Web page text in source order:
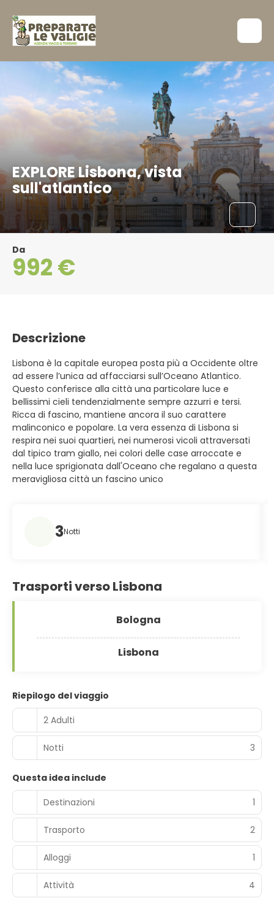
EXPLORE Lisbona, vista
sull'atlantico
Da
992 €
Descrizione
Lisbona è la capitale europea posta più a Occidente oltre
ad essere l’unica ad affacciarsi sull’Oceano Atlantico.
Questo conferisce alla città una particolare luce e
bellissimi cieli tendenzialmente sempre azzurri e tersi.
Ricca di fascino, mantiene ancora il suo carattere
malinconico e popolare. La vera essenza di Lisbona si
respira nei suoi quartieri, nei numerosi vicoli attraversati
dal tipico tram giallo, nei colori delle case arroccate e
nella luce sprigionata dall'Oceano che regalano a questa
meravigliosa città un fascino unico
3Notti
Trasporti verso Lisbona
Bologna
Lisbona
Riepilogo del viaggio
2 Adulti
Notti 3
Questa idea include
Destinazioni
1
Trasporto 2
Alloggi 1
Attività 4